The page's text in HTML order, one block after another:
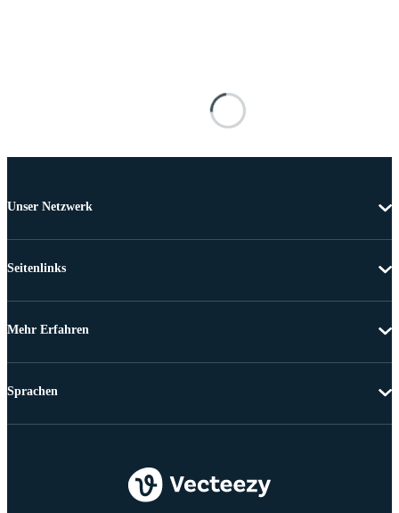
Unser Netzwerk
Seitenlinks
Mehr Erfahren
Sprachen